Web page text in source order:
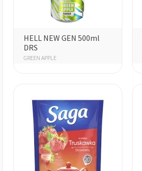
HELL NEW GEN 500ml
DRS
GREEN APPLE